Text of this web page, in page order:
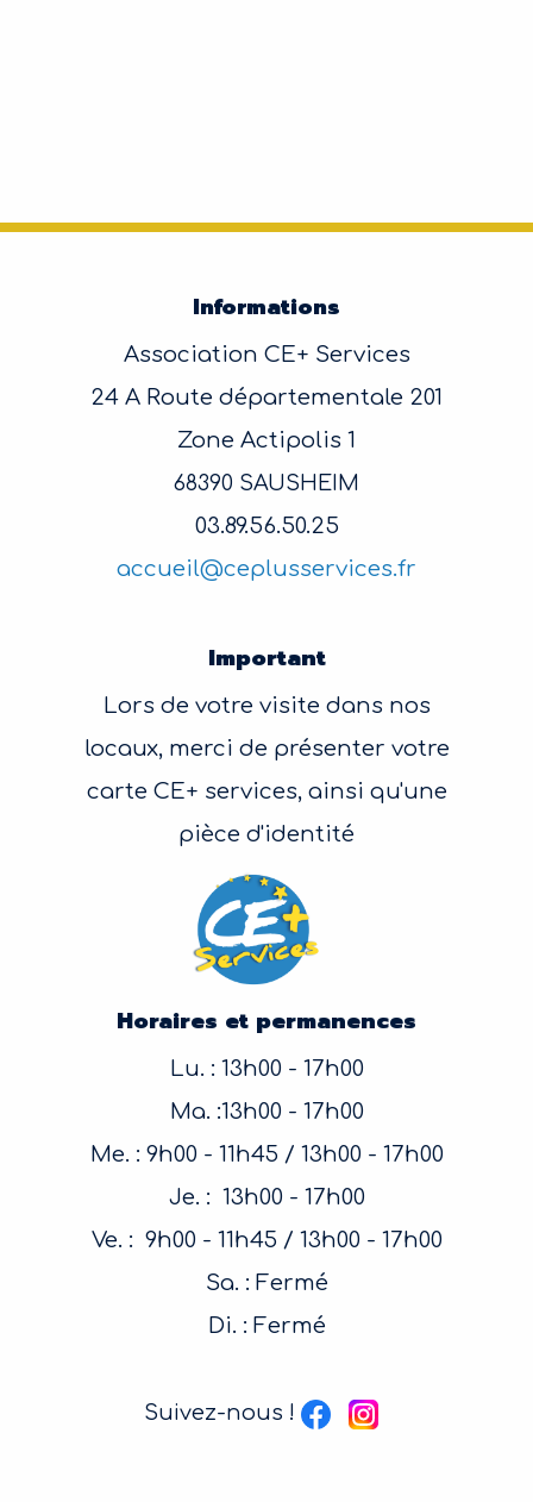
Informations
Association CE+ Services
24 A Route départementale 201
Zone Actipolis 1
68390 SAUSHEIM
03.89.56.50.25
accueil@ceplusservices.fr
Important
Lors de votre visite dans nos
locaux, merci de présenter votre
carte CE+ services, ainsi qu'une
pièce d'identité
Horaires et permanences
Lu. : 13h00 - 17h00
Ma. :13h00 - 17h00
Me. : 9h00 - 11h45 / 13h00 - 17h00
Je. : 13h00 - 17h00
Ve. : 9h00 - 11h45 / 13h00 - 17h00
Sa. : Fermé
Di. : Fermé
Suivez-nous !